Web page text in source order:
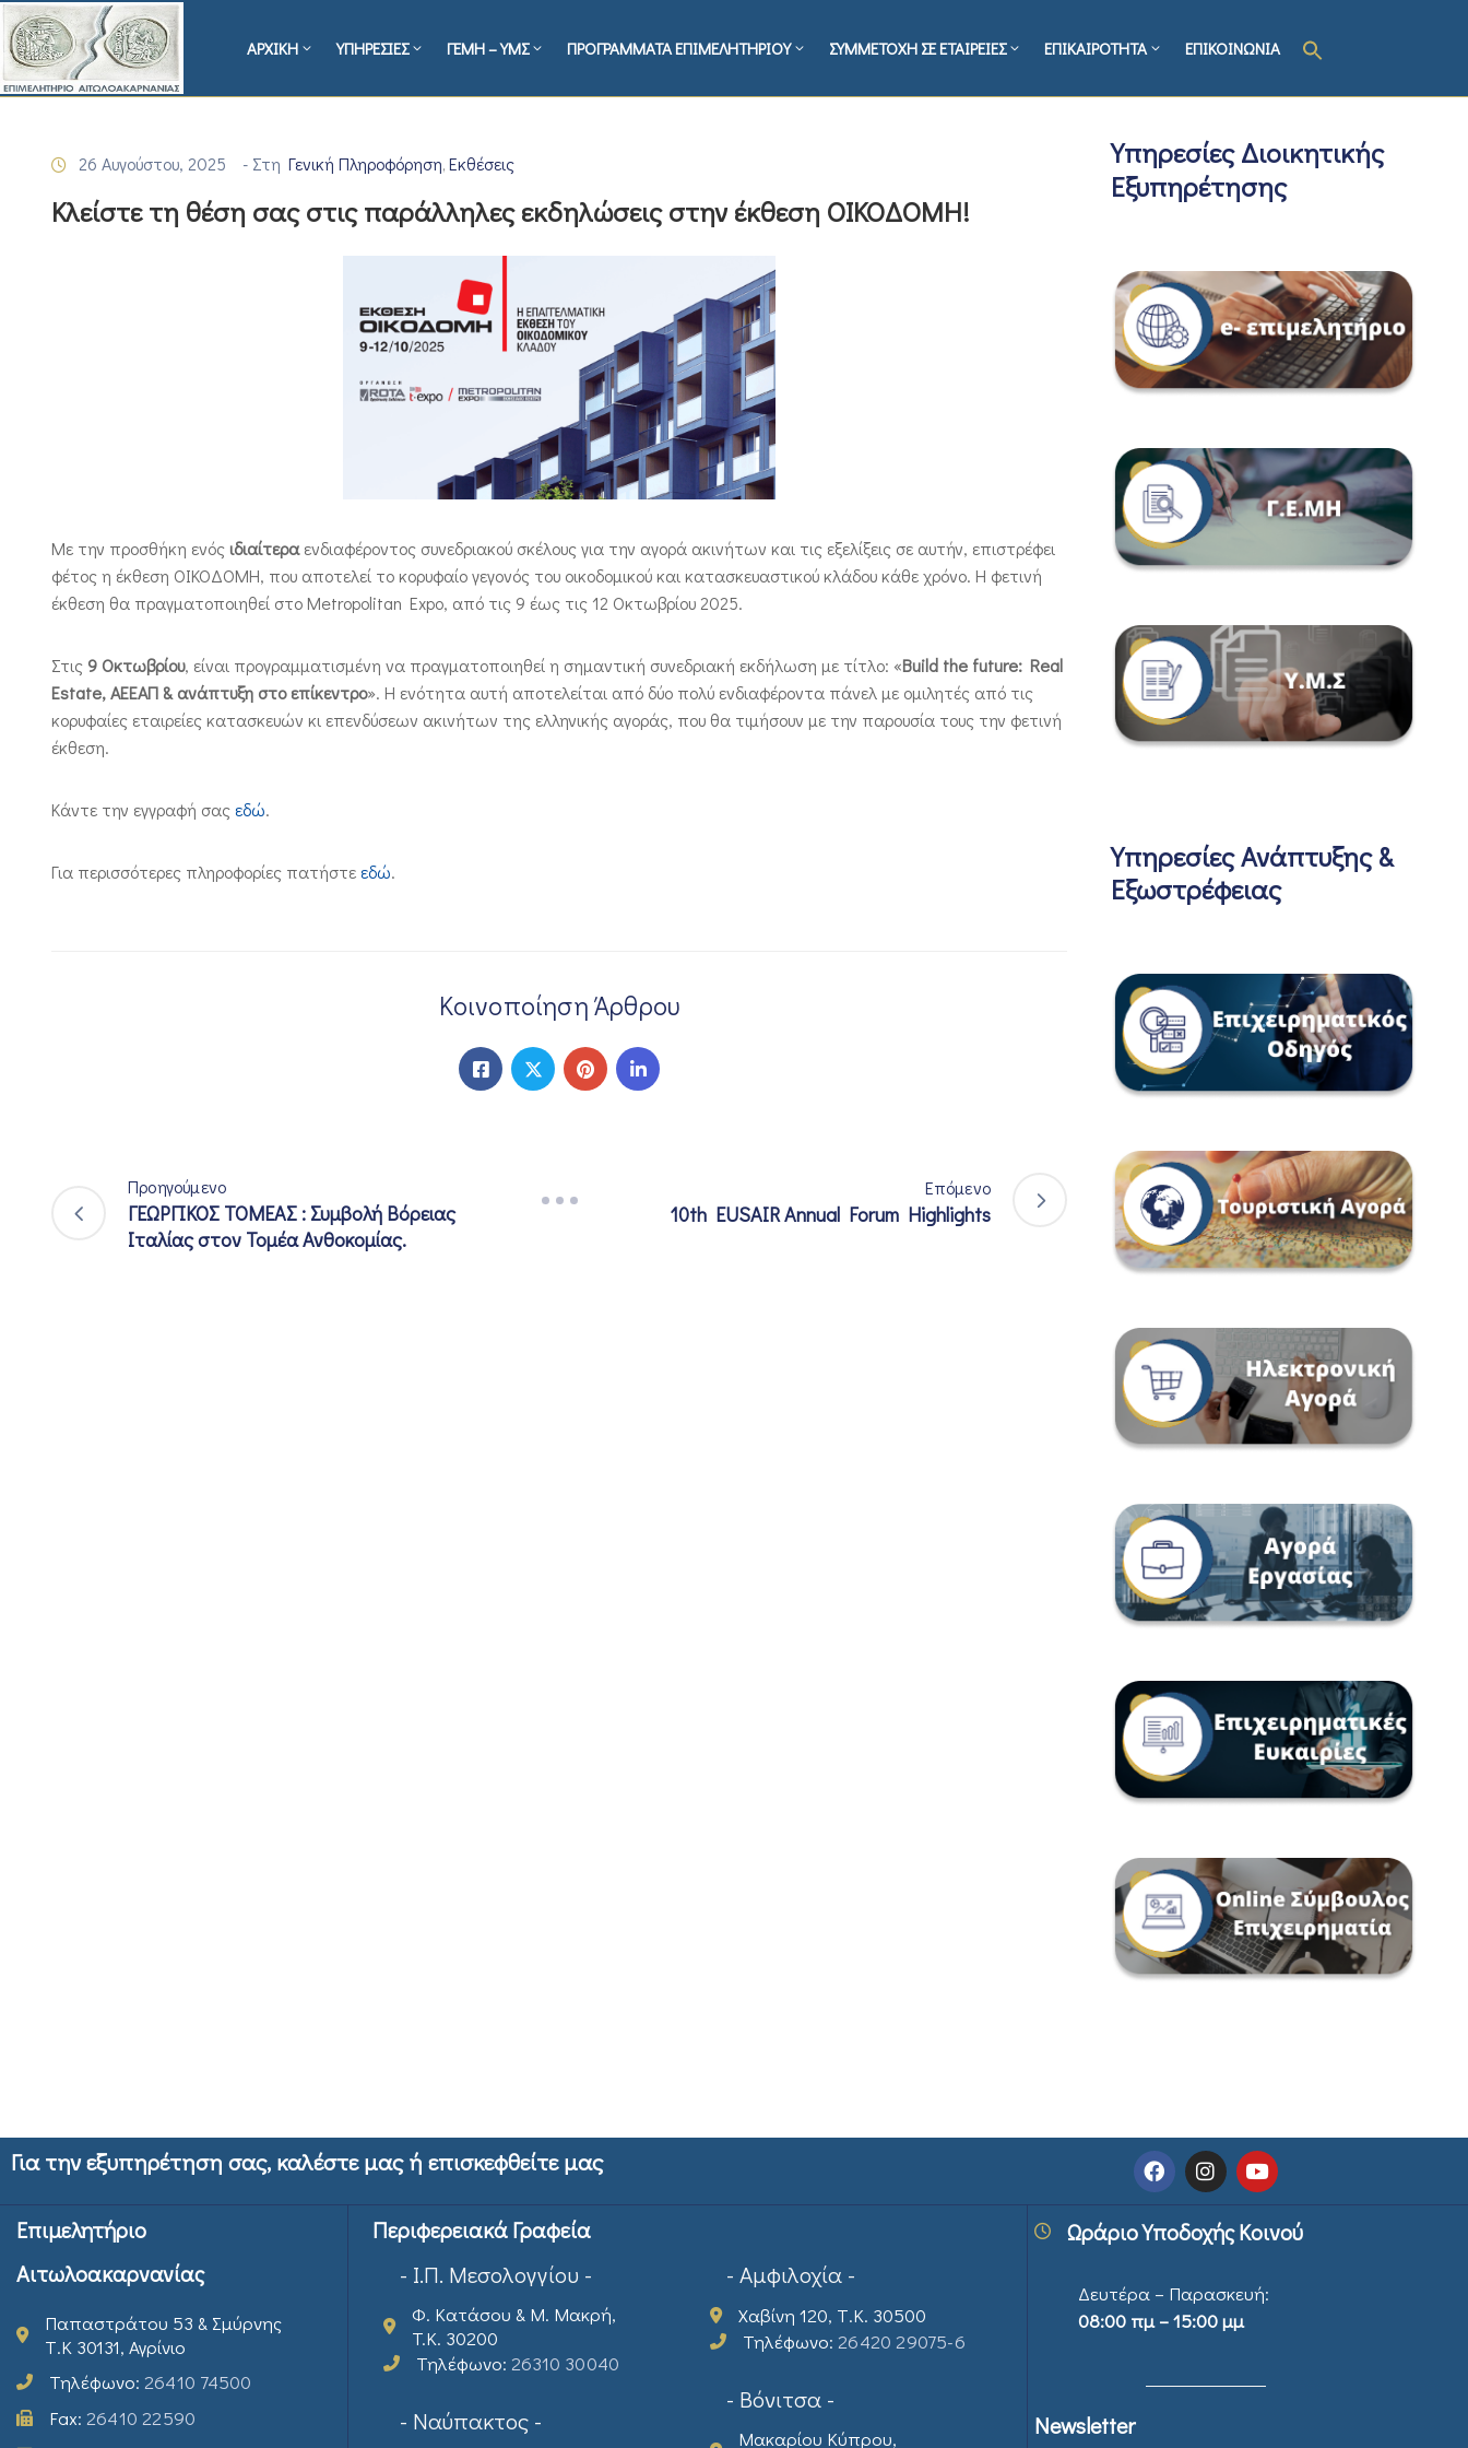
ΑΡΧΙΚΗ ΥΠΗΡΕΣΙΕΣ ΓΕΜΗ – ΥΜΣ ΠΡΟΓΡΑΜΜΑΤΑ ΕΠΙΜΕΛΗΤΗΡΙΟΥ ΣΥΜΜΕΤΟΧΗ ΣΕ ΕΤΑΙΡΕΙΕΣ ΕΠΙΚΑΙΡΟΤΗΤΑ ΕΠΙΚΟΙΝΩΝΙΑ
26 Αυγούστου, 2025 - Στη Γενική Πληροφόρηση‚ Εκθέσεις
Κλείστε τη θέση σας στις παράλληλες εκδηλώσεις στην έκθεση ΟΙΚΟΔΟΜΗ!
Με την προσθήκη ενός ιδιαίτεραενδιαφέροντος συνεδριακού σκέλους για την αγορά ακινήτων και τις εξελίξεις σε αυτήν, επιστρέφει
φέτος η έκθεση ΟΙΚΟΔΟΜΗ, που αποτελεί το κορυφαίο γεγονός του οικοδομικού και κατασκευαστικού κλάδου κάθε χρόνο. Η φετινή
έκθεση θα πραγματοποιηθεί στο Metropolitan Expo, από τις 9 έως τις 12 Οκτωβρίου 2025.
Στις 9 Οκτωβρίου, είναι προγραμματισμένη να πραγματοποιηθεί η σημαντική συνεδριακή εκδήλωση με τίτλο: «Build the future: Real
Estate, ΑΕΕΑΠ & ανάπτυξη στο επίκεντρο». Η ενότητα αυτή αποτελείται από δύο πολύ ενδιαφέροντα πάνελ με ομιλητές από τις
κορυφαίες εταιρείες κατασκευών κι επενδύσεων ακινήτων της ελληνικής αγοράς, που θα τιμήσουν με την παρουσία τους την φετινή
έκθεση.
Κάντε την εγγραφή σαςεδώ.
Για περισσότερες πληροφορίες πατήστεεδώ.
Κοινοποίηση Άρθρου
Προηγούμενο
ΓΕΩΡΓΙΚΟΣ ΤΟΜΕΑΣ : Συμβολή Βόρειας
Ιταλίας στον Τομέα Ανθοκομίας.
Επόμενο
10th EUSAIR Annual Forum Highlights
Υπηρεσίες Διοικητικής
Εξυπηρέτησης
Υπηρεσίες Ανάπτυξης &
Εξωστρέφειας
Για την εξυπηρέτηση σας, καλέστε μας ή επισκεφθείτε μας
Επιμελητήριο
Αιτωλοακαρνανίας
Παπαστράτου 53 & Σμύρνης
Τ.Κ 30131, Αγρίνιο
Τηλέφωνο: 26410 74500
Fax: 26410 22590
Περιφερειακά Γραφεία
- Ι.Π. Μεσολογγίου -
Φ. Κατάσου & Μ. Μακρή,
T.K. 30200
Τηλέφωνο: 26310 30040
- Ναύπακτος -
- Αμφιλοχία -
Χαβίνη 120, Τ.Κ. 30500
Τηλέφωνο:26420 29075-6
- Βόνιτσα -
Μακαρίου Κύπρου,
Ωράριο Υποδοχής Κοινού
Δευτέρα – Παρασκευή:
08:00 πμ – 15:00 μμ
Newsletter